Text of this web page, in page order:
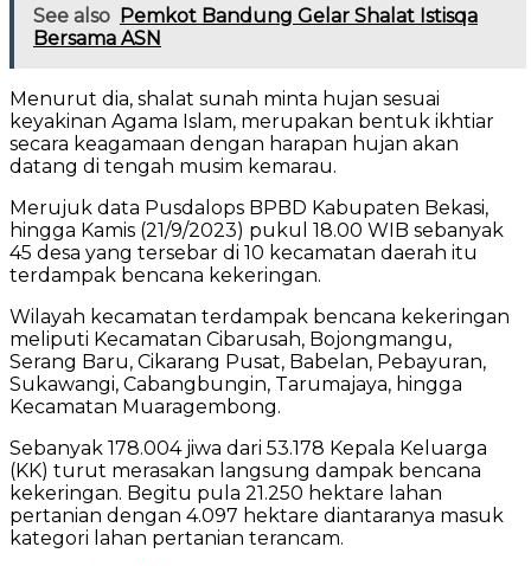
See also Pemkot Bandung Gelar Shalat Istisqa
Bersama ASN
Menurut dia, shalat sunah minta hujan sesuai
keyakinan Agama Islam, merupakan bentuk ikhtiar
secara keagamaan dengan harapan hujan akan
datang di tengah musim kemarau.
Merujuk data Pusdalops BPBD Kabupaten Bekasi,
hingga Kamis (21/9/2023) pukul 18.00 WIB sebanyak
45 desa yang tersebar di 10 kecamatan daerah itu
terdampak bencana kekeringan.
Wilayah kecamatan terdampak bencana kekeringan
meliputi Kecamatan Cibarusah, Bojongmangu,
Serang Baru, Cikarang Pusat, Babelan, Pebayuran,
Sukawangi, Cabangbungin, Tarumajaya, hingga
Kecamatan Muaragembong.
Sebanyak 178.004 jiwa dari 53.178 Kepala Keluarga
(KK) turut merasakan langsung dampak bencana
kekeringan. Begitu pula 21.250 hektare lahan
pertanian dengan 4.097 hektare diantaranya masuk
kategori lahan pertanian terancam.